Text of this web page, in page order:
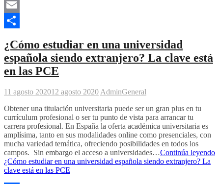
Mastodon
Email
¿Cómo estudiar en una universidad
española siendo extranjero? La clave está
en las PCE
11 agosto 202012 agosto 2020 AdminGeneral
Obtener una titulación universitaria puede ser un gran plus en tu
currículum profesional o ser tu punto de vista para arrancar tu
carrera profesional. En España la oferta académica universitaria es
amplísima, tanto en sus modalidades online como presenciales, con
mucha variedad temática, ofreciendo posibilidades en todos los
campos. Sin embargo el acceso a universidades…Continúa leyendo
¿Cómo estudiar en una universidad española siendo extranjero? La
clave está en las PCE